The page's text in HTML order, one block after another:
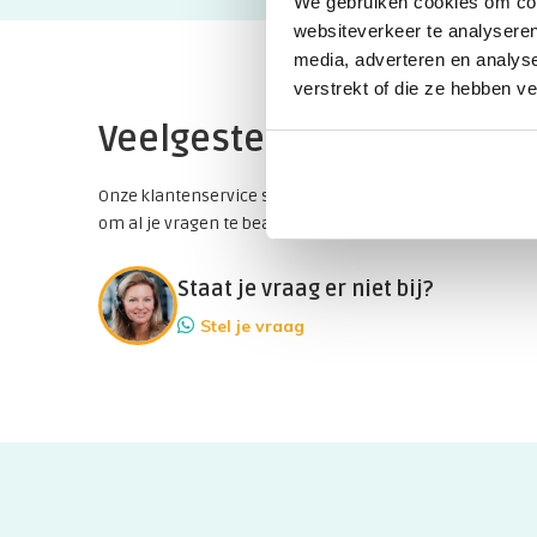
websiteverkeer te
media, adverteren en
verstrekt of die ze hebben
Veelgestelde vragen
Onze klantenservice staat natuurlijk ook voor je klaar
om al je vragen te beantwoorden!
Staat je vraag er niet bij?
Stel je vraag